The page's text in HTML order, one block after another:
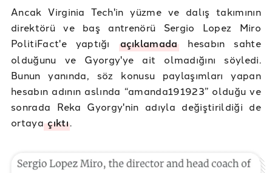
Ancak Virginia Tech'in yüzme ve dalış takımının
direktörü ve baş antrenörü Sergio Lopez Miro
PolitiFact'e yaptığı açıklamadahesabın sahte
olduğunu ve Gyorgy'ye ait olmadığını söyledi.
Bunun yanında, söz konusu paylaşımları yapan
hesabın adının aslında “amanda191923” olduğu ve
sonrada Reka Gyorgy'nin adıyla değiştirildiği de
ortayaçıktı.